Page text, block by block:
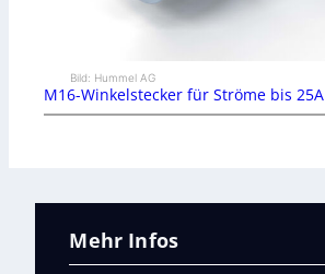
Bild: Hummel AG
M16-Winkelstecker für Ströme bis 25A
Mehr Infos